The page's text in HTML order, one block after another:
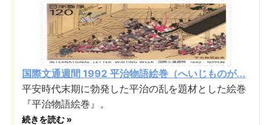
国際文通週間 1992 平治物語絵巻（へいじものが...
平安時代末期に勃発した平治の乱を題材とした絵巻
『平治物語絵巻』。
続きを読む »